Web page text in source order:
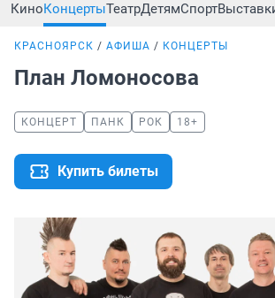
КиноКонцертыТеатрДетямСпорт
КРАСНОЯРСК АФИША КОНЦЕРТЫ
План Ломоносова
КОНЦЕРТ ПАНК РОК 18+
Купить билеты